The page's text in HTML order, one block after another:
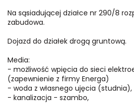
Na sąsiadującej działce nr 290/8
zabudowa.
Dojazd do działek drogą gruntową.
Media:
- możliwość wpięcia do sieci
(zapewnienie z firmy Energa)
- woda z własnego ujęcia (studnia),
- kanalizacja - szambo,